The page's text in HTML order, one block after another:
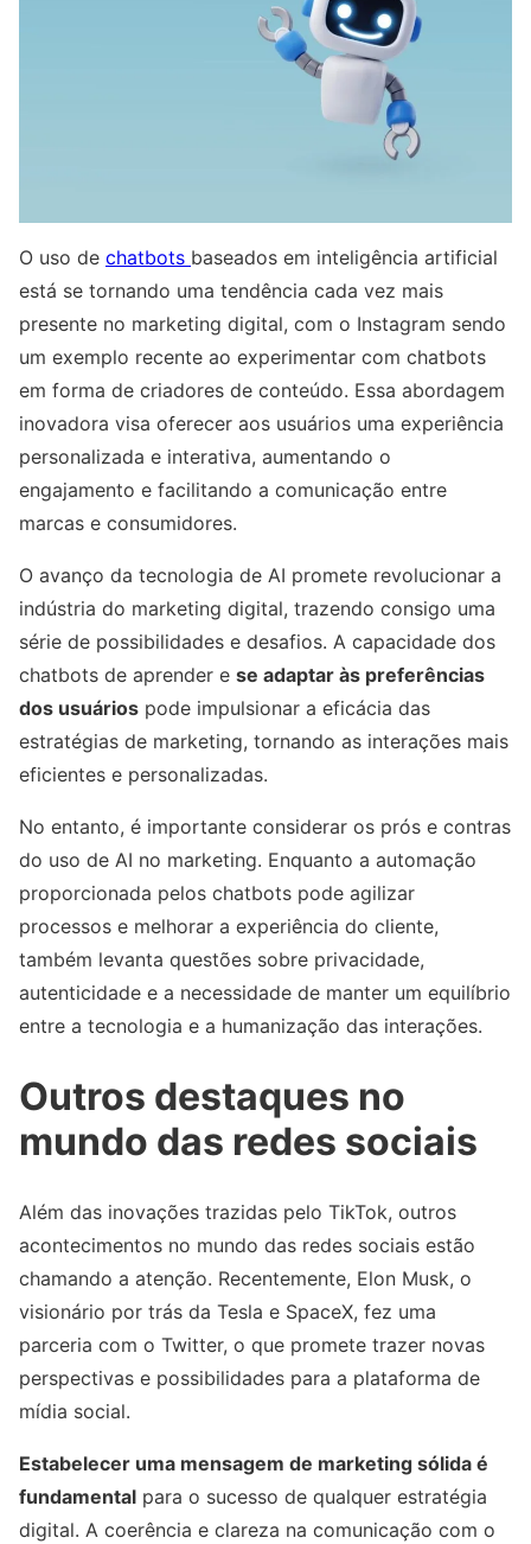
O uso de chatbots baseados em inteligência artificial
está se tornando uma tendência cada vez mais
presente no marketing digital, com o Instagram sendo
um exemplo recente ao experimentar com chatbots
em forma de criadores de conteúdo. Essa abordagem
inovadora visa oferecer aos usuários uma experiência
personalizada e interativa, aumentando o
engajamento e facilitando a comunicação entre
marcas e consumidores.
O avanço da tecnologia de AI promete revolucionar a
indústria do marketing digital, trazendo consigo uma
série de possibilidades e desafios. A capacidade dos
chatbots de aprender e se adaptar às preferências
dos usuários pode impulsionar a eficácia das
estratégias de marketing, tornando as interações mais
eficientes e personalizadas.
No entanto, é importante considerar os prós e contras
do uso de AI no marketing. Enquanto a automação
proporcionada pelos chatbots pode agilizar
processos e melhorar a experiência do cliente,
também levanta questões sobre privacidade,
autenticidade e a necessidade de manter um equilíbrio
entre a tecnologia e a humanização das interações.
Outros destaques no
mundo das redes sociais
Além das inovações trazidas pelo TikTok, outros
acontecimentos no mundo das redes sociais estão
chamando a atenção. Recentemente, Elon Musk, o
visionário por trás da Tesla e SpaceX, fez uma
parceria com o Twitter, o que promete trazer novas
perspectivas e possibilidades para a plataforma de
mídia social.
Estabelecer uma mensagem de marketing sólida é
fundamental para o sucesso de qualquer estratégia
digital. A coerência e clareza na comunicação com o